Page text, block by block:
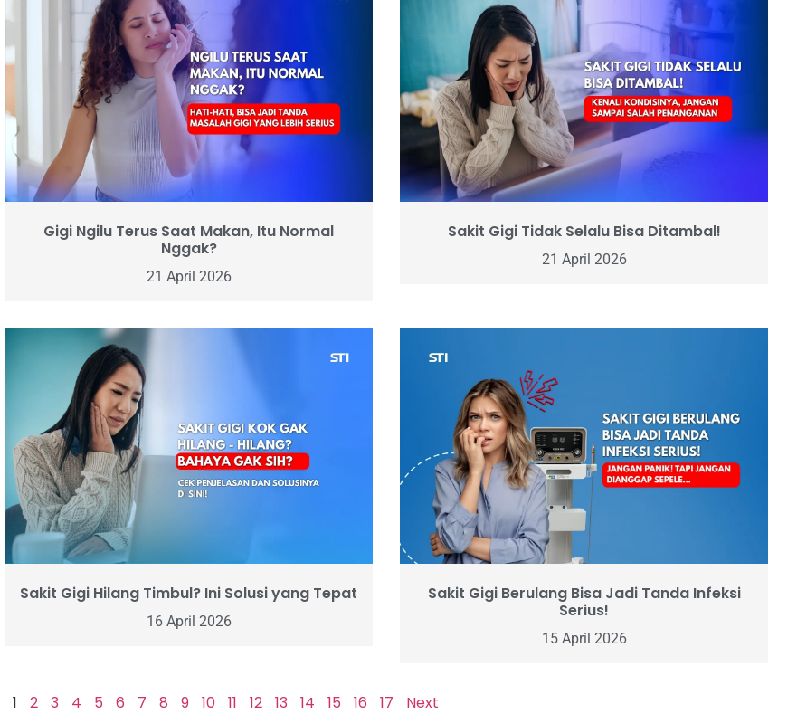
Gigi Ngilu Terus Saat Makan, Itu Normal
Nggak?
21 April 2026
Sakit Gigi Tidak Selalu Bisa Ditambal!
21 April 2026
Sakit Gigi Hilang Timbul? Ini Solusi yang Tepat
16 April 2026
Sakit Gigi Berulang Bisa Jadi Tanda Infeksi
Serius!
15 April 2026
1 2 3 4 5 6 7 8 9 10 11 12 13 14 15 16 17 Next